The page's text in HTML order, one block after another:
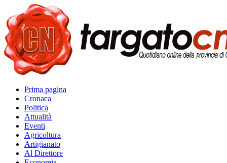
Prima pagina
Cronaca
Politica
Attualità
Eventi
Agricoltura
Artigianato
Al Direttore